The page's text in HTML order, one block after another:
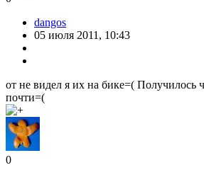
dangos
05 июля 2011, 10:43
от не видел я их на бике=( Получилось
почти=(
0